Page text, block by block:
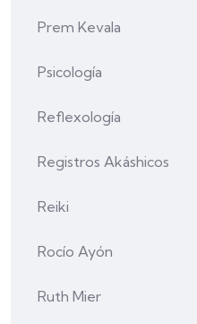
Prem Kevala
Psicología
Reflexología
Registros Akáshicos
Reiki
Rocío Ayón
Ruth Mier